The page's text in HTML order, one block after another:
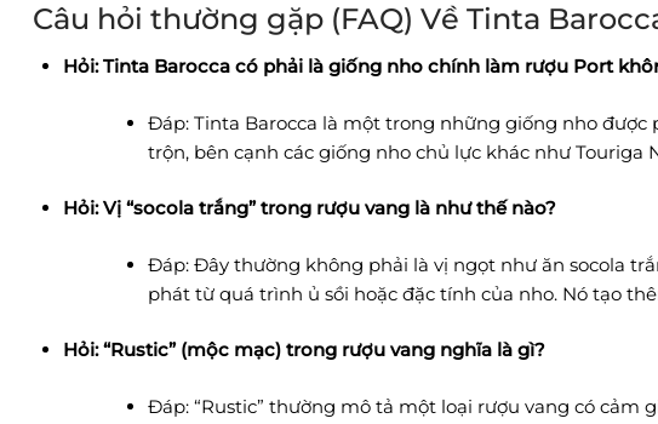
Câu hỏi thường gặp (FAQ) Về Tinta
Hỏi: Tinta Barocca có phải là giống nho chính làm rượu Port
Đáp: Tinta Barocca là một trong những giống nho
trộn, bên cạnh các giống nho chủ lực khác như Touriga
Hỏi: Vị “socola trắng” trong rượu vang là như thế nào?
Đáp: Đây thường không phải là vị ngọt như ăn socola
phát từ quá trình ủ sồi hoặc đặc tính của nho. Nó tạo
Hỏi: “Rustic” (mộc mạc) trong rượu vang nghĩa là gì?
Đáp: “Rustic” thường mô tả một loại rượu vang có cảm